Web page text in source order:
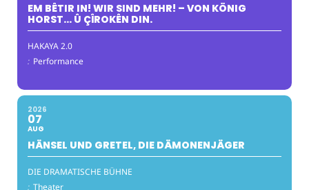
EM BÊTIR IN! WIR SIND MEHR! – VON KÖNIG
HORST… Û ÇÎROKÊN DIN.
HAKAYA 2.0
: Performance
2026
07
AUG
HÄNSEL UND GRETEL, DIE DÄMONENJÄGER
DIE DRAMATISCHE BÜHNE
: Theater